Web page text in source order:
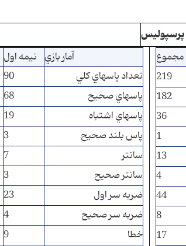
نيمه اول آمار بازي
90
تعداد پاسهاي كلي
68
پاسهاي صحيح
19
پاسهاي اشتباه
3
پاس بلند صحيح
7
سانتر
3
سانتر صحيح
23
ضربه سر اول
4
ضربه سر صحيح
9
خطا
مجموع
219
182
36
1
13
4
44
8
17